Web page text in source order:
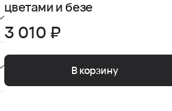
цветами и безе
3 010 ₽
В корзину